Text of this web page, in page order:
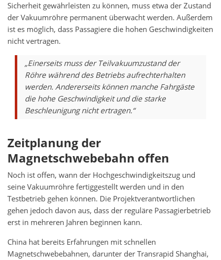
Sicherheit gewährleisten zu können, muss etwa der Zustand
der Vakuumröhre permanent überwacht werden. Außerdem
ist es möglich, dass Passagiere die hohen Geschwindigkeiten
nicht vertragen.
„Einerseits muss der Teilvakuumzustand der
Röhre während des Betriebs aufrechterhalten
werden. Andererseits können manche Fahrgäste
die hohe Geschwindigkeit und die starke
Beschleunigung nicht ertragen.“
Zeitplanung der
Magnetschwebebahn offen
Noch ist offen, wann der Hochgeschwindigkeitszug und
seine Vakuumröhre fertiggestellt werden und in den
Testbetrieb gehen können. Die Projektverantwortlichen
gehen jedoch davon aus, dass der reguläre Passagierbetrieb
erst in mehreren Jahren beginnen kann.
China hat bereits Erfahrungen mit schnellen
Magnetschwebebahnen, darunter der Transrapid Shanghai,